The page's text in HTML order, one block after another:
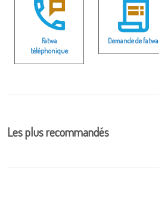
Fatwa
téléphonique
Demande de fatwa
Les plus recommandés